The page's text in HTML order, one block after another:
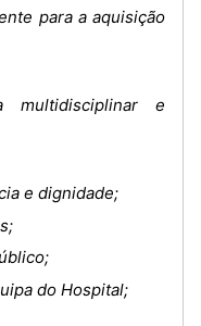
para a aquisição
multidisciplinar e
e dignidade;
do Hospital;